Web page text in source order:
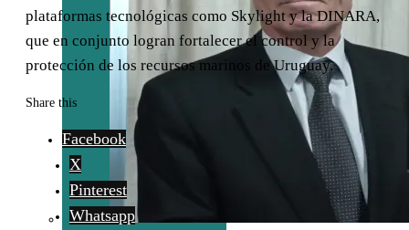
plataformas tecnológicas como Skylight y la DINARA,
que en conjunto logran fortalecer el control y la
protección de los recursos marinos de Uruguay.
Share this
Facebook
X
Pinterest
Whatsapp